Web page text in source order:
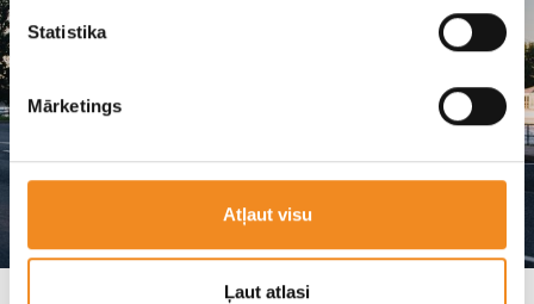
Statistika
Mārketings
Atļaut visu
Ļaut atlasi